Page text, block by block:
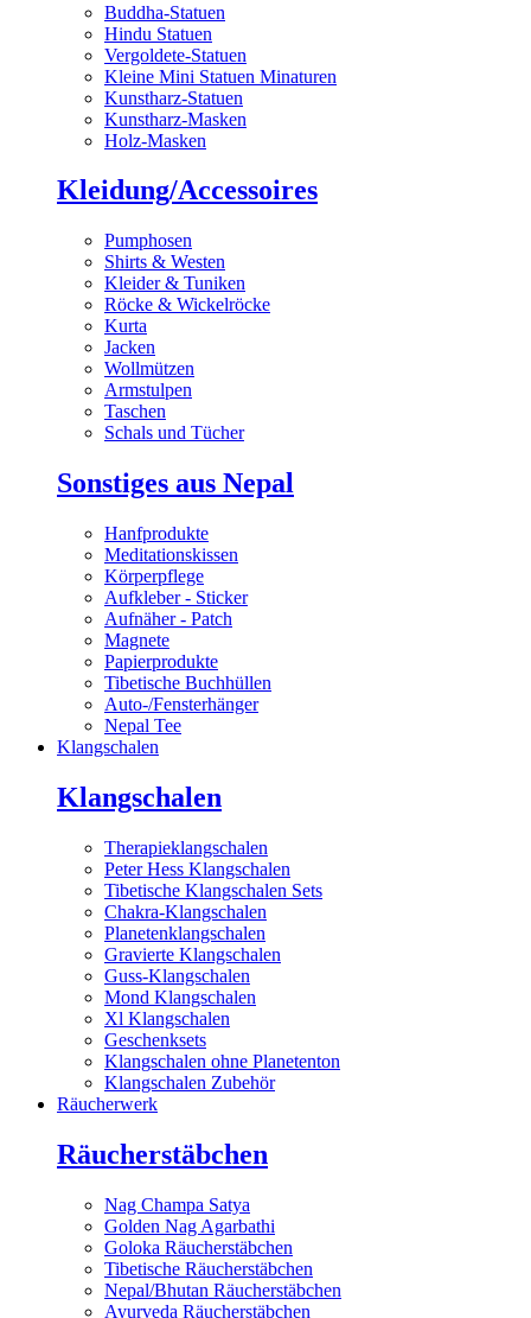
Buddha-Statuen
Hindu Statuen
Vergoldete-Statuen
Kleine Mini Statuen Minaturen
Kunstharz-Statuen
Kunstharz-Masken
Holz-Masken
Kleidung/Accessoires
Pumphosen
Shirts & Westen
Kleider & Tuniken
Röcke & Wickelröcke
Kurta
Jacken
Wollmützen
Armstulpen
Taschen
Schals und Tücher
Sonstiges aus Nepal
Hanfprodukte
Meditationskissen
Körperpflege
Aufkleber - Sticker
Aufnäher - Patch
Magnete
Papierprodukte
Tibetische Buchhüllen
Auto-/Fensterhänger
Nepal Tee
Klangschalen
Klangschalen
Therapieklangschalen
Peter Hess Klangschalen
Tibetische Klangschalen Sets
Chakra-Klangschalen
Planetenklangschalen
Gravierte Klangschalen
Guss-Klangschalen
Mond Klangschalen
Xl Klangschalen
Geschenksets
Klangschalen ohne Planetenton
Klangschalen Zubehör
Räucherwerk
Räucherstäbchen
Nag Champa Satya
Golden Nag Agarbathi
Goloka Räucherstäbchen
Tibetische Räucherstäbchen
Nepal/Bhutan Räucherstäbchen
Ayurveda Räucherstäbchen